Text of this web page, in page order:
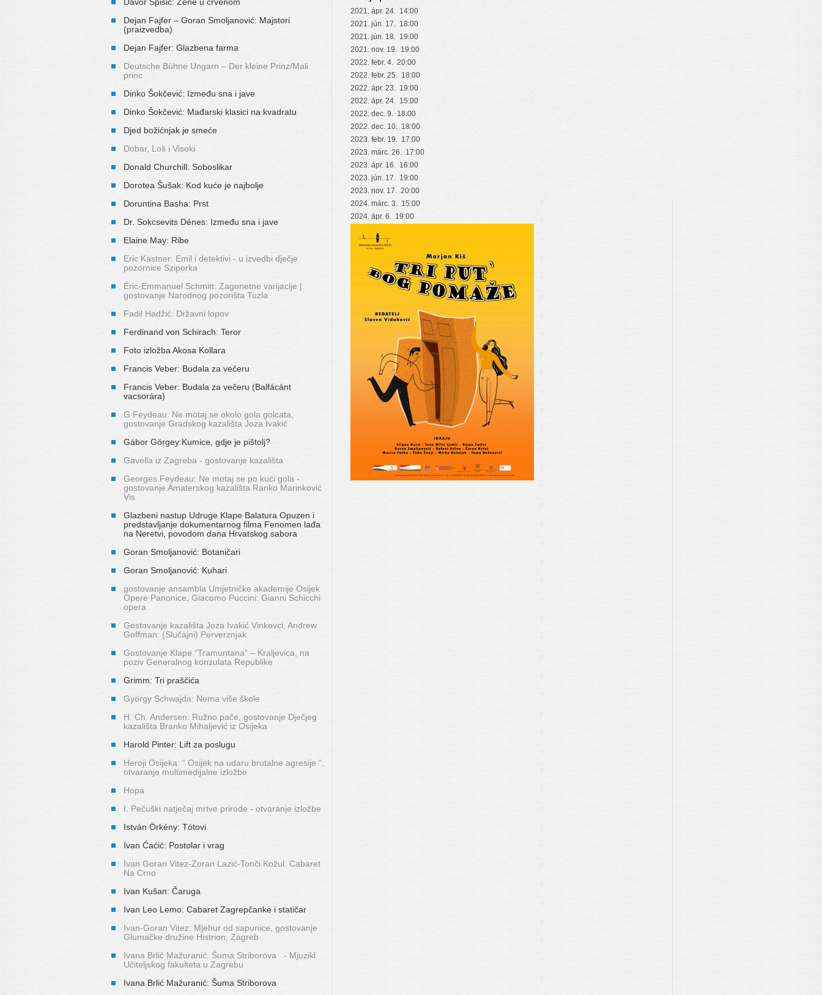
Dejan Fajfer – Goran Smoljanović: Majstori
(praizvedba)
Dejan Fajfer: Glazbena farma
Deutsche Bühne Ungarn – Der kleine Prinz/Mali
princ
Dinko Šokčević: Između sna i jave
Dinko Šokčević: Mađarski klasici na kvadratu
Djed božićnjak je smeće
Dobar, Loš i Visoki
Donald Churchill: Soboslikar
Dorotea Šušak: Kod kuće je najbolje
Doruntina Basha: Prst
Dr. Sokcsevits Dénes: Između sna i jave
Elaine May: Ribe
Eric Kastner: Emil i detektivi - u izvedbi dječje
pozornice Sziporka
Éric-Emmanuel Schmitt: Zagonetne varijacije |
gostovanje Narodnog pozorišta Tuzla
Fadil Hadžić: Državni lopov
Ferdinand von Schirach: Teror
Foto izložba Akosa Kollara
Francis Veber: Budala za večeru
Francis Veber: Budala za večeru (Balfácánt
vacsorára)
G Feydeau: Ne motaj se okolo gola golcata,
gostovanje Gradskog kazališta Joza Ivakić
Gábor Görgey:Kumice, gdje je pištolj?
Gavella iz Zagreba - gostovanje kazališta
Georges Feydeau: Ne motaj se po kući gola -
gostovanje Amaterskog kazališta Ranko Marinković
Vis
Glazbeni nastup Udruge Klape Balatura Opuzen i
predstavljanje dokumentarnog filma Fenomen lađa
na Neretvi, povodom dana Hrvatskog sabora
Goran Smoljanović: Botaničari
Goran Smoljanović: Kuhari
gostovanje ansambla Umjetničke akademije Osijek
Opere Panonice, Giacomo Puccini: Gianni Schicchi
opera
Gostovanje kazališta Joza Ivakić Vinkovci, Andrew
Goffman: (Slučajni) Perverznjak
Gostovanje Klape “Tramuntana” – Kraljevica, na
poziv Generalnog konzulata Republike
Grimm: Tri praščića
György Schwajda: Nema više škole
H. Ch. Andersen: Ružno pače, gostovanje Dječjeg
kazališta Branko Mihaljević iz Osijeka
Harold Pinter: Lift za poslugu
Heroji Osijeka: “ Osijek na udaru brutalne agresije “,
otvaranje multimedijalne izložbe
Hopa
I. Pečuški natječaj mrtve prirode - otvaranje izložbe
István Örkény: Tótovi
Ivan Ćaćić: Postolar i vrag
Ivan Goran Vitez-Zoran Lazić-Tonči Kožul: Cabaret
Na Crno
Ivan Kušan: Čaruga
Ivan Leo Lemo: Cabaret Zagrepčanke i statičar
Ivan-Goran Vitez: Mjehur od sapunice, gostovanje
Glumačke družine Histrion, Zagreb
Ivana Brlić Mažuranić: Šuma Striborova - Mjuzikl
Učiteljskog fakulteta u Zagrebu
Ivana Brlić Mažuranić: Šuma Striborova
2021. ápr. 24. 14:00
2021. jún. 17. 18:00
2021. jún. 18. 19:00
2021. nov. 19. 19:00
2022. febr. 4. 20:00
2022. febr. 25. 18:00
2022. ápr. 23. 19:00
2022. ápr. 24. 15:00
2022. dec. 9. 18:00
2022. dec. 10. 18:00
2023. febr. 19. 17:00
2023. márc. 26. 17:00
2023. ápr. 16. 16:00
2023. jún. 17. 19:00
2023. nov. 17. 20:00
2024. márc. 3. 15:00
2024. ápr. 6. 19:00